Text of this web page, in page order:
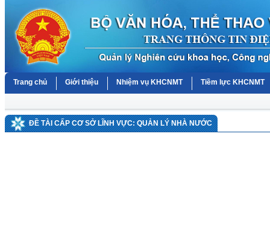
Trang chủ Giới thiệu Nhiệm vụ KHCNMT Tiềm lực KHCNMT
ĐỀ TÀI CẤP CƠ SỞ LĨNH VỰC: QUẢN LÝ NHÀ NƯỚC